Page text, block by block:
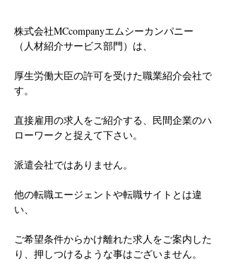
株式会社MCcompanyエムシーカンパニー
（人材紹介サービス部門）は、
厚生労働大臣の許可を受けた職業紹介会社で
す。
直接雇用の求人をご紹介する、民間企業のハ
ローワークと捉えて下さい。
派遣会社ではありません。
他の転職エージェントや転職サイトとは違
い、
ご希望条件からかけ離れた求人をご案内した
り、押しつけるような事はございません。